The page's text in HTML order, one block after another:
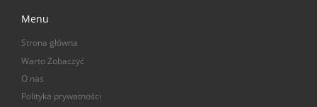
Menu
Strona główna
Warto Zobaczyć
O nas
Polityka prywatności